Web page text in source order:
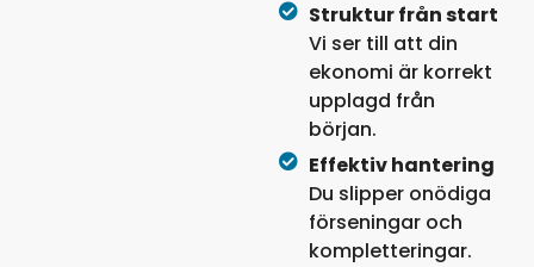
Struktur från start
Vi ser till att din
ekonomi är korrekt
upplagd från
början.
Effektiv hantering
Du slipper onödiga
förseningar och
kompletteringar.